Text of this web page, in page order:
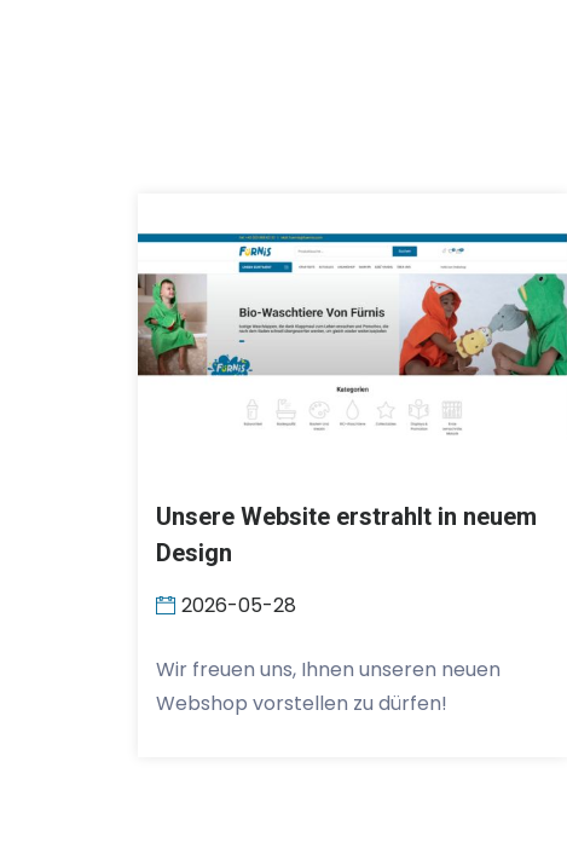
Unsere Website erstrahlt in neuem
Design
2026-05-28
Wir freuen uns, Ihnen unseren neuen
Webshop vorstellen zu dürfen!